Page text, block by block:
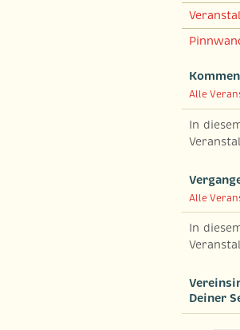
Alle
In
Alle
In
Deiner